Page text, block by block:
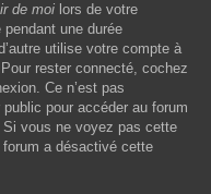
de moi lors de votre
une durée
utilise votre compte à
rester connecté, cochez
Ce n’est pas
pour accéder au forum
vous ne voyez pas cette
forum a désactivé cette